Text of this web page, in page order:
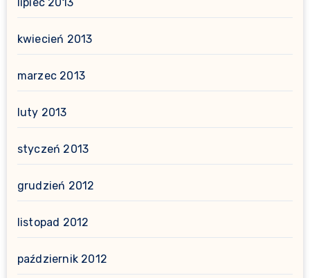
kwiecień 2013
marzec 2013
luty 2013
styczeń 2013
grudzień 2012
listopad 2012
październik 2012